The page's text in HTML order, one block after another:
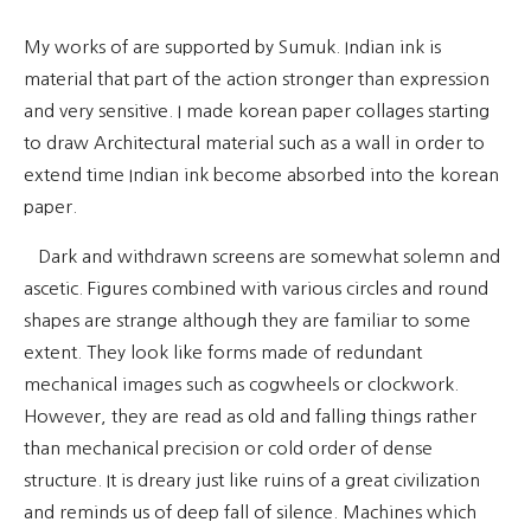
My works of are supported by Sumuk. Indian ink is
material that part of the action stronger than expression
and very sensitive. I made korean paper collages starting
to draw Architectural material such as a wall in order to
extend time Indian ink become absorbed into the korean
paper.
Dark and withdrawn screens are somewhat solemn and
ascetic. Figures combined with various circles and round
shapes are strange although they are familiar to some
extent. They look like forms made of redundant
mechanical images such as cogwheels or clockwork.
However, they are read as old and falling things rather
than mechanical precision or cold order of dense
structure. It is dreary just like ruins of a great civilization
and reminds us of deep fall of silence. Machines which